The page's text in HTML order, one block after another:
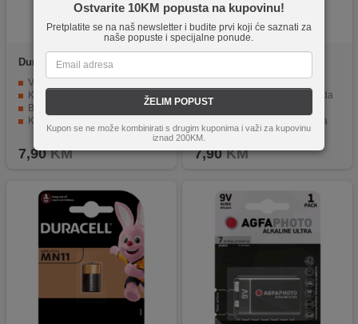
Ostvarite 10KM popusta na kupovinu!
Pretplatite se na naš newsletter i budite prvi koji će saznati za
naše popuste i specijalne ponude.
ŽELIM POPUST
Kupon se ne može kombinirati s drugim kuponima i važi za kupovinu
iznad 200KM.
Duracell AA B4
Visoka kvaliteta i pouzdanost
Kapacitet 1,5 V za dugotrajnu snagu
Blister pakovanje sa 4 baterije
Kompatibilnost sa raznim uređajima
Dugotrajna snaga za kontinuiranu upotrebu
7,90KM
Blister pakiranje od 4 komada
Dugotrajna izdržljivost
Niska stopa samopražnjenja
Visoka kvaliteta i pouzdanost
7,90KM